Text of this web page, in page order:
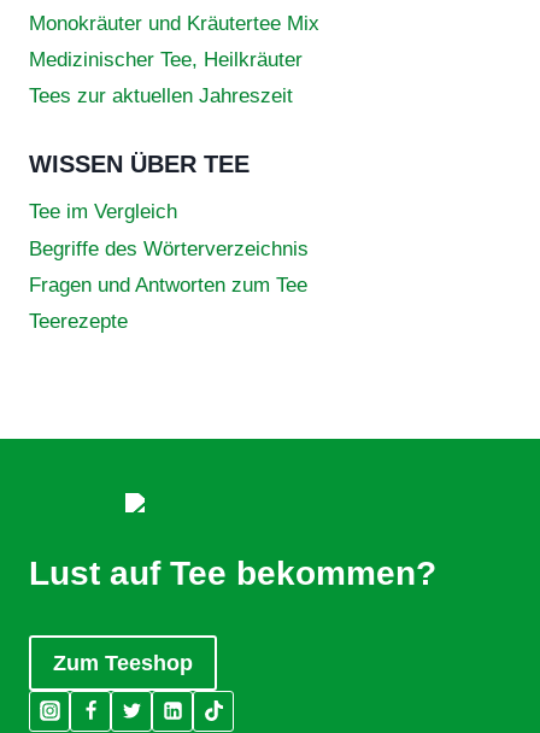
Monokräuter und Kräutertee Mix
Medizinischer Tee, Heilkräuter
Tees zur aktuellen Jahreszeit
WISSEN ÜBER TEE
Tee im Vergleich
Begriffe des Wörterverzeichnis
Fragen und Antworten zum Tee
Teerezepte
Lust auf Tee bekommen?
Zum Teeshop